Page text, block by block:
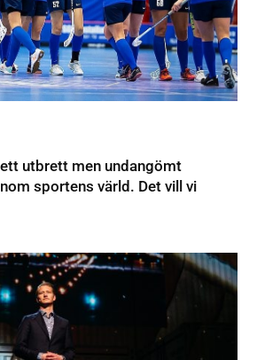
utbrett men undangömt
sportens värld. Det vill vi